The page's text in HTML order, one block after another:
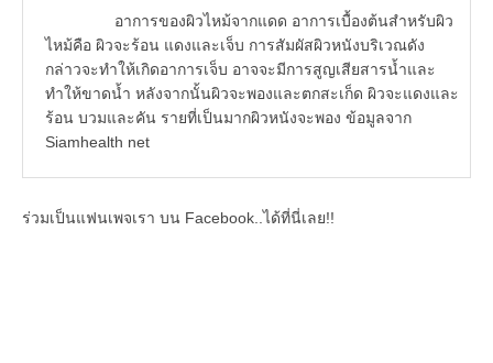
อาการของผิวไหม้จากแดด อาการเบื้องต้นสำหรับผิว
ไหม้คือ ผิวจะร้อน แดงและเจ็บ การสัมผัสผิวหนังบริเวณดัง
กล่าวจะทำให้เกิดอาการเจ็บ อาจจะมีการสูญเสียสารน้ำและ
ทำให้ขาดน้ำ หลังจากนั้นผิวจะพองและตกสะเก็ด ผิวจะแดงและ
ร้อน บวมและคัน รายที่เป็นมากผิวหนังจะพอง ข้อมูลจาก
Siamhealth net
ร่วมเป็นแฟนเพจเรา บน Facebook..ได้ที่นี่เลย!!